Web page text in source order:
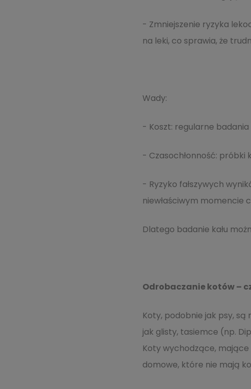
- Zmniejszenie ryzyka
na leki, co sprawia, że
Wady:
- Koszt: regularne
- Czasochłonność: próbki
- Ryzyko fałszywych
niewłaściwym momencie
Dlatego badanie kału
Odrobaczanie kotów –
Koty, podobnie jak psy,
jak glisty, tasiemce (np.
Koty wychodzące,
domowe, które nie mają